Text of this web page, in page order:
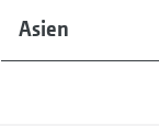
Asien